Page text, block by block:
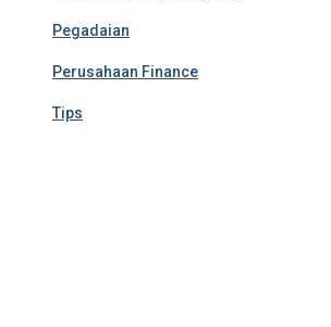
Pegadaian
Perusahaan Finance
Tips